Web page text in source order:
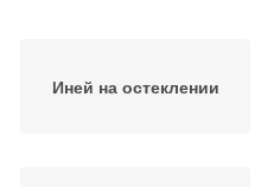
Иней на остеклении